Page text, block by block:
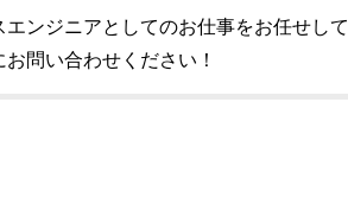
ンジニアとしてのお仕事をお任せして
問い合わせください！